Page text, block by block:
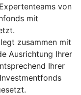
von
mit
zusammen mit
Ausrichtung Ihrer
Ihrer